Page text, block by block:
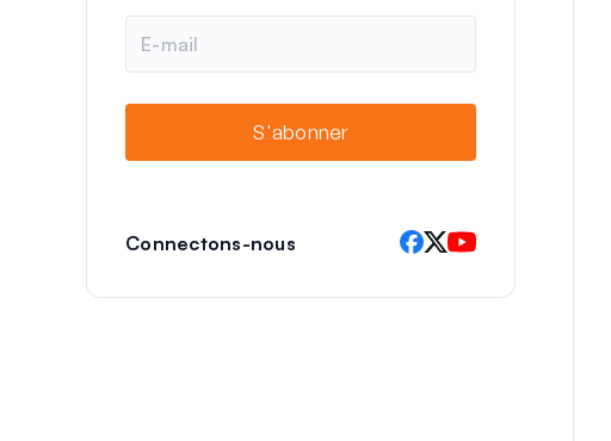
m
S'abonner
Connectons-nous